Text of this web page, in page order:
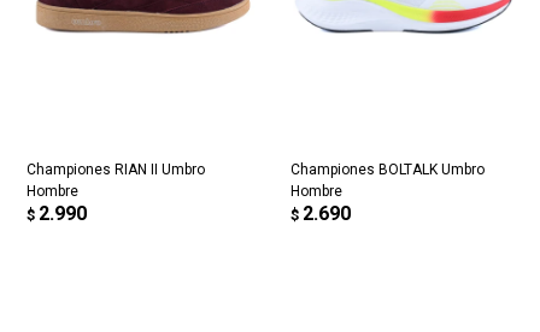
Championes RIAN II Umbro
Hombre
$ 2.990
Championes BOLTALK Umbro
Hombre
$ 2.690